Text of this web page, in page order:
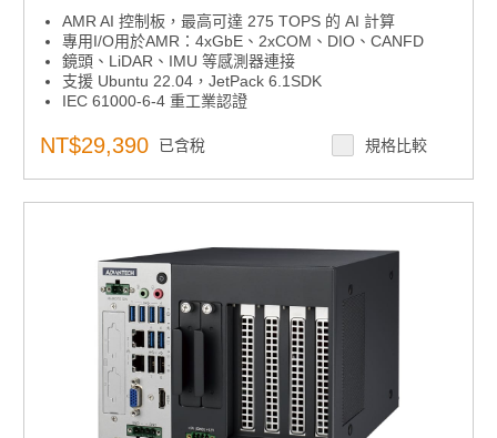
AMR AI 控制板，最高可達 275 TOPS 的 AI 計算
專用I/O用於AMR：4xGbE、2xCOM、DIO、CANFD
鏡頭、LiDAR、IMU 等感測器連接
支援 Ubuntu 22.04，JetPack 6.1SDK
IEC 61000-6-4 重工業認證
期間限定優惠可填寫表單洽專人
更多資訊歡迎觀看2026嵌入式設計特刊
NT$29,390 已含稅 規格比較